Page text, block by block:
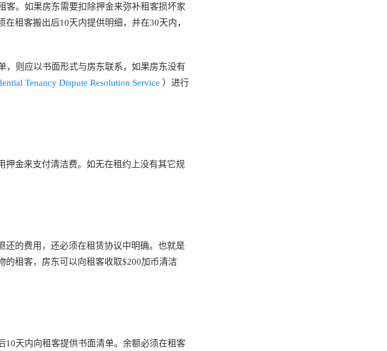
客。如果房东需要扣除押金来弥补租客损坏家
租客搬出后10天内提供明细，并在30天内，
，则应以书面形式与房东联系，如果房东没有
Tenancy Dispute Resolution Service ）进行
押金来支付清洁费。如无在租约上没有其它规
还的费用，还必须在租赁协议中明确。也就是
租客，房东可以向租客收取$200加币清洁
天内向租客提供书面清单。余额必须在租客